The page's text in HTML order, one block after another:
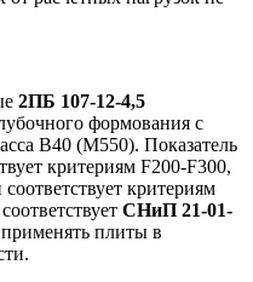
2ПБ 107-12-4,5
формования с
В40 (М550). Показатель
критериям F200-F300,
критериям
СНиП 21-01-
применять плиты в